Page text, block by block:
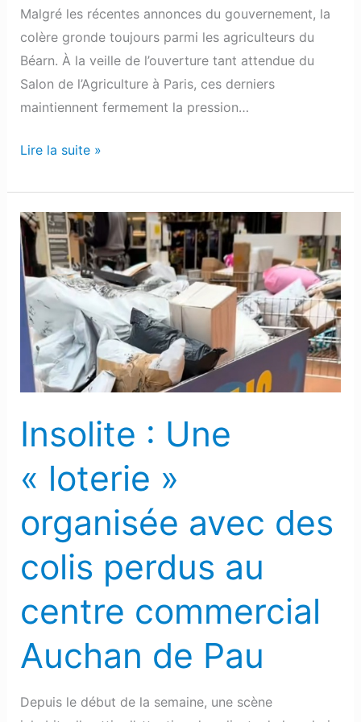
Malgré les récentes annonces du gouvernement, la
colère gronde toujours parmi les agriculteurs du
Béarn. À la veille de l’ouverture tant attendue du
Salon de l’Agriculture à Paris, ces derniers
maintiennent fermement la pression…
Lire la suite »
Insolite : Une
« loterie »
organisée avec des
colis perdus au
centre commercial
Auchan de Pau
Depuis le début de la semaine, une scène
Insolite
:
Une
« loterie »
organisée
avec
des
colis
au
commercial
de